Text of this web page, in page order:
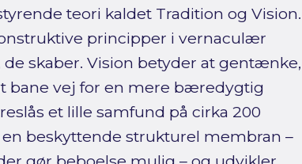
teori kaldet Tradition og Vision.
principper i vernaculær
skaber. Vision betyder at gentænke,
bane vej for en mere bæredygtig
et lille samfund på cirka 200
beskyttende strukturel membran –